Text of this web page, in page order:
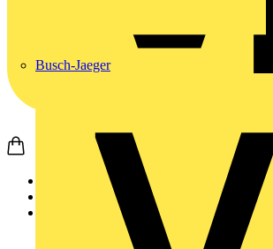
Busch-Jaeger